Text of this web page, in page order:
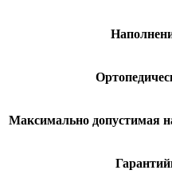
Максимально допустимая